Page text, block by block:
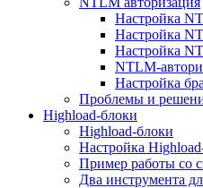
Настройка
Настройка
Настройка
NTLM-
Настройка
Проблемы и
Highload-блоки
Highload-блоки
Настройка
Пример работы со
Два инструмента